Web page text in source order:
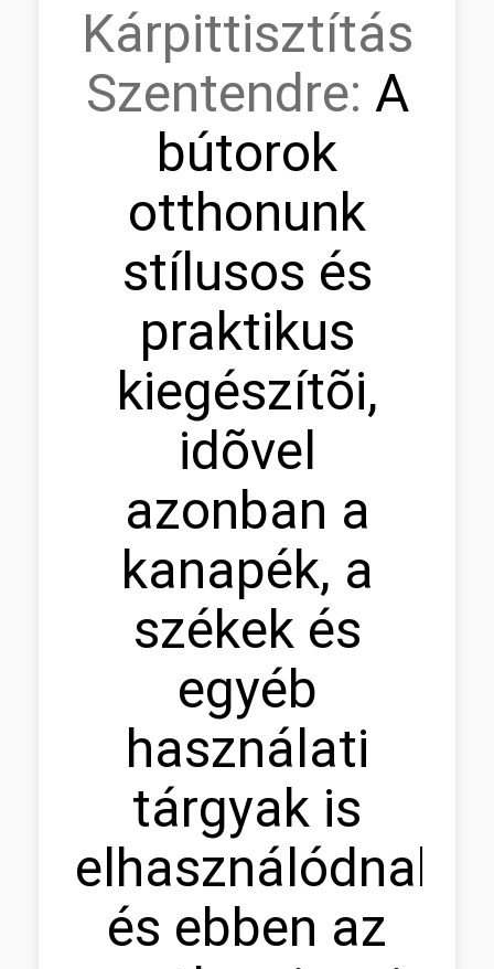
Kárpittisztítás
Szentendre: A
bútorok
otthonunk
stílusos és
praktikus
kiegészítõi,
idõvel
azonban a
kanapék, a
székek és
egyéb
használati
tárgyak is
elhasználódnak,
és ebben az